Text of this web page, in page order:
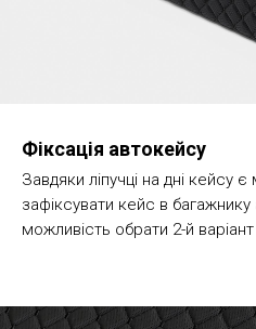
Фіксація автокейсу
Завдяки ліпучці на дні кейсу
зафіксувати кейс в
можливість обрати 2-й варіант